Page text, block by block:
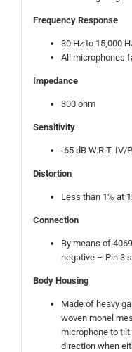
Frequency Response
30 Hz to 15,000
All microphones
Impedance
300 ohm
Sensitivity
-65 dB W.R.T. IV/
Distortion
Less than 1% at
Connection
By means of
negative – Pin 3
Body Housing
Made of heavy
woven monel
microphone to tilt
direction when